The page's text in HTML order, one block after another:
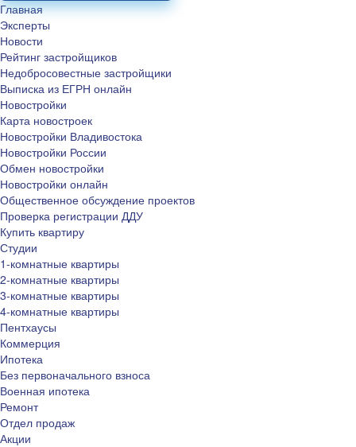
Главная
Эксперты
Новости
Рейтинг застройщиков
Недобросовестные застройщики
Выписка из ЕГРН онлайн
Новостройки
Карта новостроек
Новостройки Владивостока
Новостройки России
Обмен новостройки
Новостройки онлайн
Общественное обсуждение проектов
Проверка регистрации ДДУ
Купить квартиру
Студии
1-комнатные квартиры
2-комнатные квартиры
3-комнатные квартиры
4-комнатные квартиры
Пентхаусы
Коммерция
Ипотека
Без первоначального взноса
Военная ипотека
Ремонт
Отдел продаж
Акции